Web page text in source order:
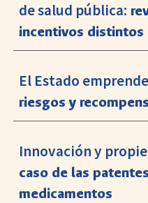
de salud pública:
incentivos distintos
El Estado
riesgos y
Innovación y
caso de las
medicamentos